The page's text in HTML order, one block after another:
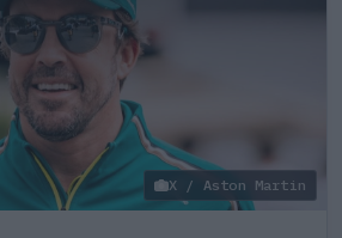
X / Aston Martin